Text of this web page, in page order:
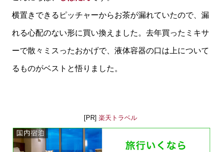
横置きできるピッチャーからお茶が漏れていたので、漏
れる心配のない形に買い換えました。去年買ったミキサ
ーで散々ミスったおかげで、液体容器の口は上について
るものがベストと悟りました。
[PR] 楽天トラベル